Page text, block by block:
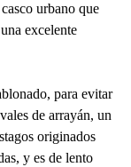
urbano que
excelente
para evitar
de arrayán, un
originados
y es de lento